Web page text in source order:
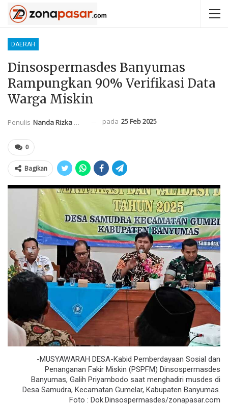
DAERAH
Dinsospermasdes Banyumas
Rampungkan 90% Verifikasi Data
Warga Miskin
Penulis Nanda Rizka Mahendra pada 25 Feb 2025
0
Bagikan
-MUSYAWARAH DESA-Kabid Pemberdayaan Sosial dan
Penanganan Fakir Miskin (PSPFM) Dinsospermasdes
Banyumas, Galih Priyambodo saat menghadiri musdes di
Desa Samudra, Kecamatan Gumelar, Kabupaten Banyumas.
Foto : Dok.Dinsospermasdes/zonapasar.com